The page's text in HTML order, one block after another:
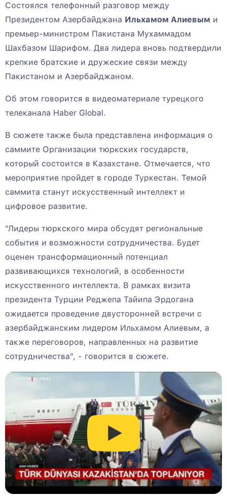
Состоялся телефонный разговор между
Президентом Азербайджана Ильхамом Алиевым и
премьер-министром Пакистана Мухаммадом
Шахбазом Шарифом. Два лидера вновь подтвердили
крепкие братские и дружеские связи между
Пакистаном и Азербайджаном.
Об этом говорится в видеоматериале турецкого
телеканала Haber Global.
В сюжете также была представлена информация о
саммите Организации тюркских государств,
который состоится в Казахстане. Отмечается, что
мероприятие пройдет в городе Туркестан. Темой
саммита станут искусственный интеллект и
цифровое развитие.
"Лидеры тюркского мира обсудят региональные
события и возможности сотрудничества. Будет
оценен трансформационный потенциал
развивающихся технологий, в особенности
искусственного интеллекта. В рамках визита
президента Турции Реджепа Тайипа Эрдогана
ожидается проведение двусторонней встречи с
азербайджанским лидером Ильхамом Алиевым, а
также переговоров, направленных на развитие
сотрудничества", - говорится в сюжете.